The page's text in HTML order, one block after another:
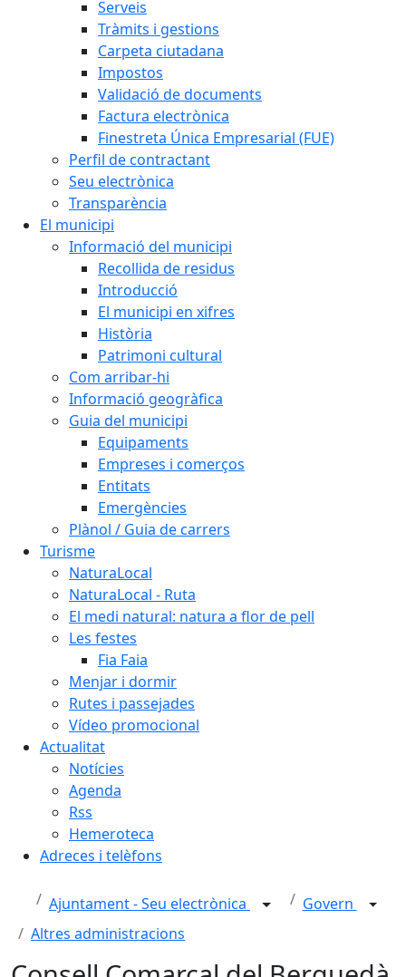
Serveis
Tràmits i gestions
Carpeta ciutadana
Impostos
Validació de documents
Factura electrònica
Finestreta Única Empresarial (FUE)
Perfil de contractant
Seu electrònica
Transparència
El municipi
Informació del municipi
Recollida de residus
Introducció
El municipi en xifres
Història
Patrimoni cultural
Com arribar-hi
Informació geogràfica
Guia del municipi
Equipaments
Empreses i comerços
Entitats
Emergències
Plànol / Guia de carrers
Turisme
NaturaLocal
NaturaLocal - Ruta
El medi natural: natura a flor de pell
Les festes
Fia Faia
Menjar i dormir
Rutes i passejades
Vídeo promocional
Actualitat
Notícies
Agenda
Rss
Hemeroteca
Adreces i telèfons
Ajuntament - Seu electrònica
Govern
Altres administracions